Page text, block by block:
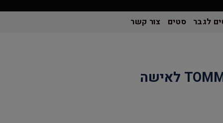
לגבר סטים צור קשר
שעון TOMMY HILFIGER לאישה